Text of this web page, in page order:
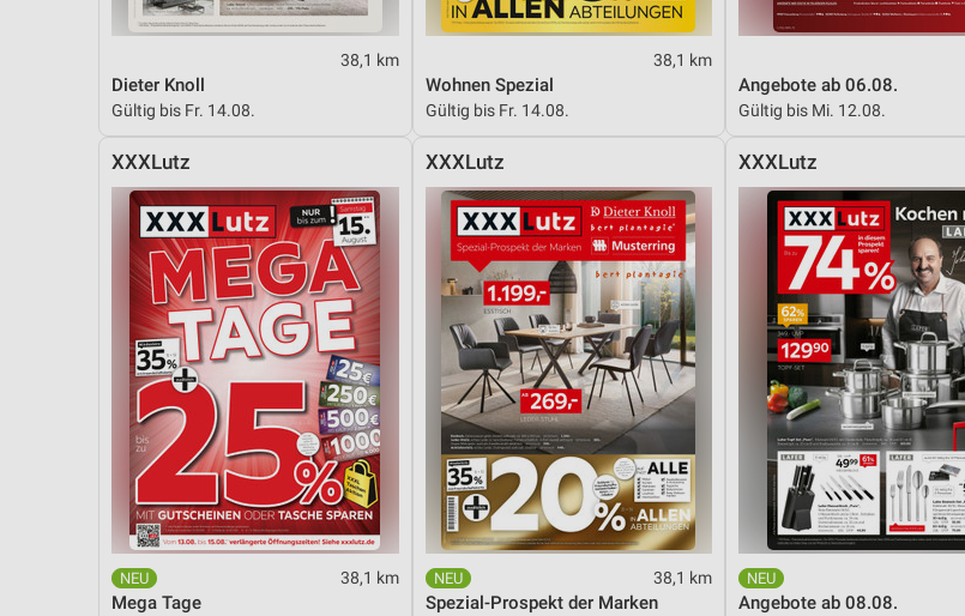
38,1 km
Dieter Knoll
Gültig bis Fr. 14.08.
38,1 km
Wohnen Spezial
Gültig bis Fr. 14.08.
Angebote ab 06.08.
Gültig bis Mi. 12.08.
XXXLutz
38,1 km
Mega Tage
XXXLutz
38,1 km
Spezial-Prospekt der Marken
XXXLutz
Angebote ab 08.08.
Verwendung von Profilen zur Auswahl personalisierter Inhalte
Messung der Performance von Inhalten
Analyse von Zielgruppen durch Statistiken oder Kombinationen von Daten aus verschiedenen
Entwicklung und Verbesserung der Angebote
Verwendung reduzierter Daten zur Auswahl von Inhalten
IAB-Besonderheiten:
Verwendung genauer Standortdaten
Geräte anhand von aktiv angeforderten Informationen identifizieren
Nicht-IAB-Verarbeitungszwecke:
Performance
Funktional